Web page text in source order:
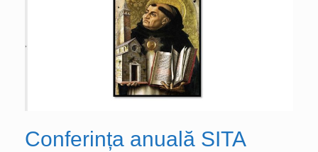
Conferința anuală SITA